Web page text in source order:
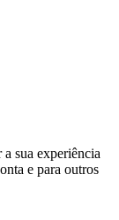
a sua experiência
e para outros